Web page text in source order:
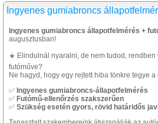
Ingyenes gumiabroncs
Ingyenes gumiabroncs állapotfelmérés +
augusztusban!
☀️ Elindulnál nyaralni, de nem tudod, rendben
futóműve?
Ne hagyd, hogy egy rejtett hiba tönkre tegye
✅ Ingyenes gumiabroncs-állapotfelmérés
✅ Futómű-ellenőrzés szakszerűen
✅ Szükség esetén gyors, rövid határidős